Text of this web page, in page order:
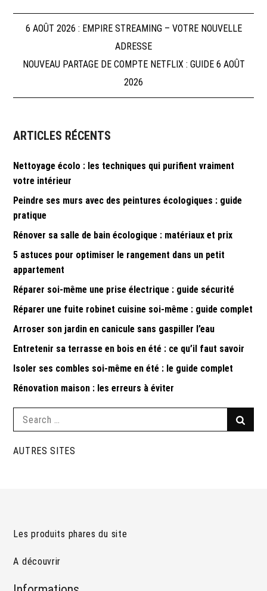
Navigation
de
l’article
6 AOÛT 2026 : EMPIRE STREAMING – VOTRE NOUVELLE
ADRESSE
NOUVEAU PARTAGE DE COMPTE NETFLIX : GUIDE 6 AOÛT
2026
ARTICLES RÉCENTS
Nettoyage écolo : les techniques qui purifient vraiment
votre intérieur
Peindre ses murs avec des peintures écologiques : guide
pratique
Rénover sa salle de bain écologique : matériaux et prix
5 astuces pour optimiser le rangement dans un petit
appartement
Réparer soi-même une prise électrique : guide sécurité
Réparer une fuite robinet cuisine soi-même : guide complet
Arroser son jardin en canicule sans gaspiller l’eau
Entretenir sa terrasse en bois en été : ce qu’il faut savoir
Isoler ses combles soi-même en été : le guide complet
Rénovation maison : les erreurs à éviter
Search
AUTRES SITES
Les produits phares du site
A découvrir